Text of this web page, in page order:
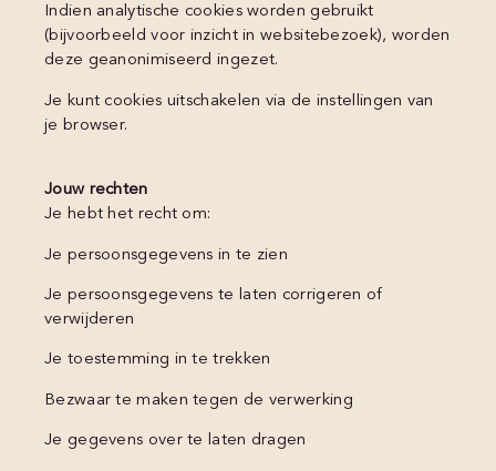
Indien analytische cookies worden gebruikt
(bijvoorbeeld voor inzicht in websitebezoek), worden
deze geanonimiseerd ingezet.
Je kunt cookies uitschakelen via de instellingen van
je browser.
Jouw rechten
Je hebt het recht om:
Je persoonsgegevens in te zien
Je persoonsgegevens te laten corrigeren of
verwijderen
Je toestemming in te trekken
Bezwaar te maken tegen de verwerking
Je gegevens over te laten dragen